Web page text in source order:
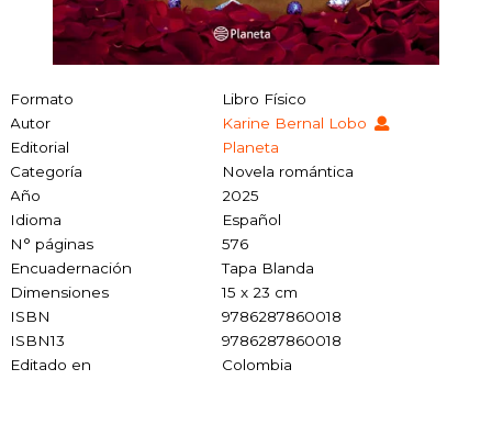
Formato
Libro Físico
Autor
Karine Bernal Lobo
Editorial
Planeta
Categoría
Novela romántica
Año
2025
Idioma
Español
N° páginas
576
Encuadernación
Tapa Blanda
Dimensiones
15 x 23 cm
ISBN
9786287860018
ISBN13
9786287860018
Editado en
Colombia